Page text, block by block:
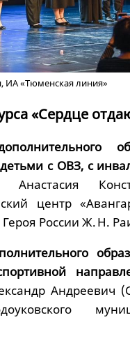
ИА «Тюменская линия»
«Сердце
с ОВЗ, с
центр
России Ж. Н.
Андреевич